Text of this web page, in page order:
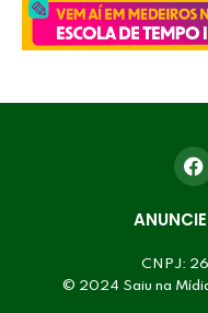
ANUNCIE
CNPJ:
© 2024 Saiu na